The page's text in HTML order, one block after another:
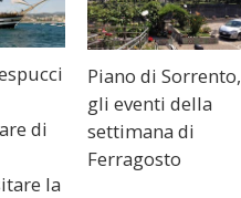
di
la
Piano di Sorrento,
gli eventi della
settimana di
Ferragosto